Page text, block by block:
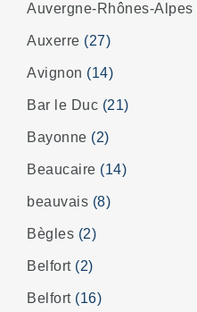
Auvergne-Rhônes-Alpes
Auxerre (27)
Avignon (14)
Bar le Duc (21)
Bayonne (2)
Beaucaire (14)
beauvais (8)
Bègles (2)
Belfort (2)
Belfort (16)